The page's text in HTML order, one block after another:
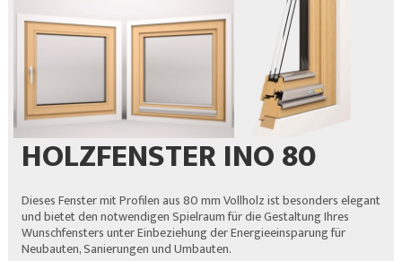
HOLZFENSTER INO 80
Dieses Fenster mit Profilen aus 80 mm Vollholz ist besonders elegant
und bietet den notwendigen Spielraum für die Gestaltung Ihres
Wunschfensters unter Einbeziehung der Energieeinsparung für
Neubauten, Sanierungen und Umbauten.